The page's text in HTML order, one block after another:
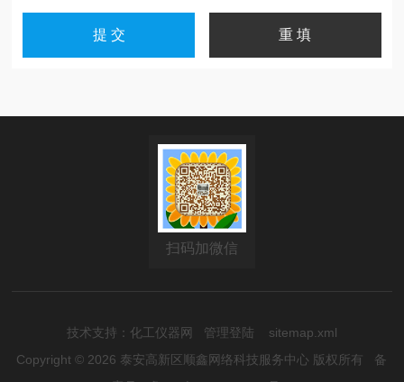
扫码加微信
技术支持： 化工仪器网 管理登陆
sitemap.xml
Copyright © 2026 泰安高新区顺鑫网络科技服务中心 版权所有 备